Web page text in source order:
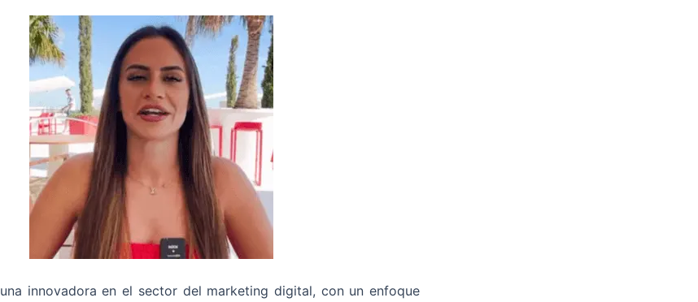
innovadora en el sector del marketing digital, con un enfoque